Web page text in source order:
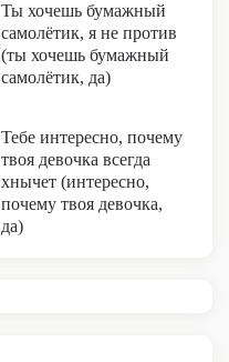
Ты хочешь бумажный
самолётик, я не против
(ты хочешь бумажный
самолётик, да)
Тебе интересно, почему
твоя девочка всегда
хнычет (интересно,
почему твоя девочка,
да)